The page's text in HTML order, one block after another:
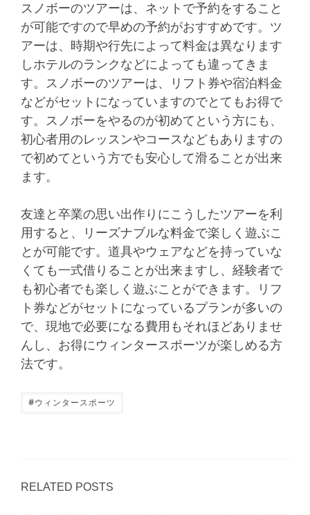
スノボーのツアーは、ネットで予約をすること
が可能ですので早めの予約がおすすめです。ツ
アーは、時期や行先によって料金は異なります
しホテルのランクなどによっても違ってきま
す。スノボーのツアーは、リフト券や宿泊料金
などがセットになっていますのでとてもお得で
す。スノボーをやるのが初めてという方にも、
初心者用のレッスンやコースなどもありますの
で初めてという方でも安心して滑ることが出来
ます。
友達と卒業の思い出作りにこうしたツアーを利
用すると、リーズナブルな料金で楽しく遊ぶこ
とが可能です。道具やウェアなどを持っていな
くても一式借りることが出来ますし、経験者で
も初心者でも楽しく遊ぶことができます。リフ
ト券などがセットになっているプランが多いの
で、現地で必要になる費用もそれほどありませ
んし、お得にウィンタースポーツが楽しめる方
法です。
#ウィンタースポーツ
RELATED POSTS